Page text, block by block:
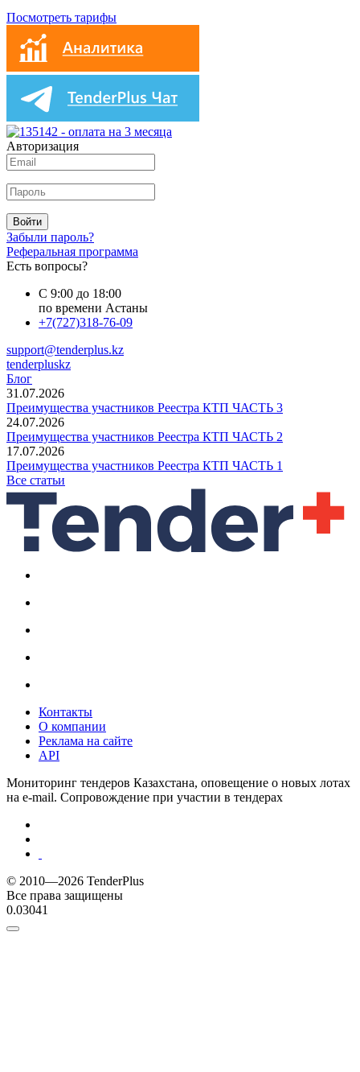
Посмотреть тарифы
Авторизация
Войти
Забыли пароль?
Реферальная программа
Есть вопросы?
С 9:00 до 18:00
по времени Астаны
+7(727)318-76-09
support@tenderplus.kz
tenderpluskz
Блог
31.07.2026
Преимущества участников Реестра КТП ЧАСТЬ 3
24.07.2026
Преимущества участников Реестра КТП ЧАСТЬ 2
17.07.2026
Преимущества участников Реестра КТП ЧАСТЬ 1
Все статьи
Контакты
О компании
Реклама на сайте
API
Мониторинг тендеров Казахстана, оповещение о новых лотах
на e-mail. Сопровождение при участии в тендерах
© 2010—2026 TenderPlus
Все права защищены
0.03041